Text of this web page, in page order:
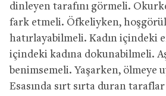
dinleyen tarafını görmeli.
fark etmeli. Öfkeliyken,
hatırlayabilmeli. Kadın içindeki
içindeki kadına dokunabilmeli.
benimsemeli. Yaşarken, ölmeye
Esasında sırt sırta duran